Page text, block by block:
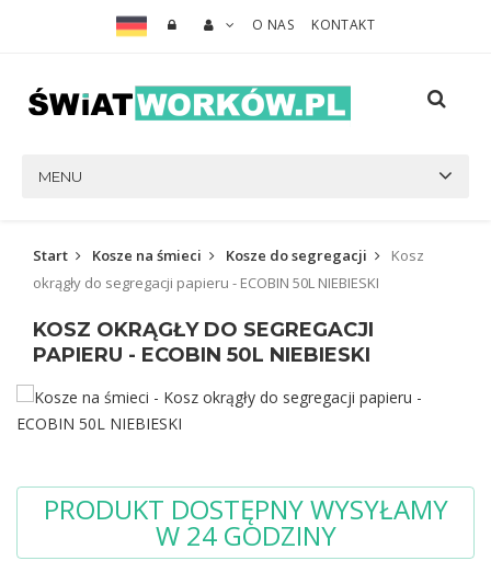
O NAS KONTAKT
MENU
Start Kosze na śmieci Kosze do segregacji
Kosz
okrągły do segregacji papieru - ECOBIN 50L NIEBIESKI
KOSZ OKRĄGŁY DO SEGREGACJI
PAPIERU - ECOBIN 50L NIEBIESKI
PRODUKT DOSTĘPNY WYSYŁAMY
W 24 GODZINY